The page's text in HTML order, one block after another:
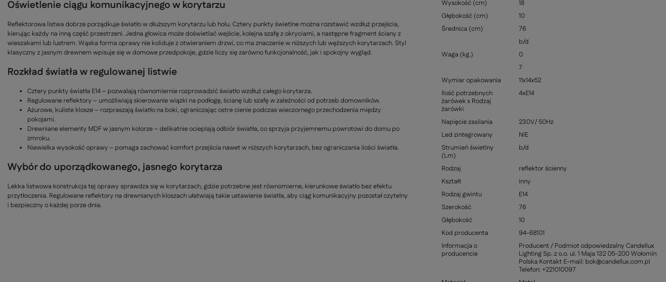
Oświetlenie ciągu komunikacyjnego w korytarzu
Reflektorowa listwa dobrze porządkuje światło w dłuższym korytarzu lub holu. Cztery punkty świetlne można rozstawić wzdłuż przejścia,
kierując każdy na inną część przestrzeni. Jedna głowica może doświetlać wejście, kolejna szafę z okryciami, a następne fragment ściany z
wieszakami lub lustrem. Wąska forma oprawy nie koliduje z otwieraniem drzwi, co ma znaczenie w niższych lub węższych korytarzach. Styl
klasyczny z jasnym drewnem wpisuje się w domowe przedpokoje, gdzie liczy się zarówno funkcjonalność, jak i spokojny wygląd.
Rozkład światła w regulowanej listwie
Cztery punkty światła E14 – pozwalają równomiernie rozprowadzić światło wzdłuż całego korytarza.
Regulowane reflektory – umożliwiają skierowanie wiązki na podłogę, ścianę lub szafę w zależności od potrzeb domowników.
Ażurowe, kuliste klosze – rozpraszają światło na boki, ograniczając ostre cienie podczas wieczornego przechodzenia między
pokojami.
Drewniane elementy MDF w jasnym kolorze – delikatnie ocieplają odbiór światła, co sprzyja przyjemnemu powrotowi do domu po
zmroku.
Niewielka wysokość oprawy – pomaga zachować komfort przejścia nawet w niższych korytarzach, bez ograniczania ilości światła.
Wybór do uporządkowanego, jasnego korytarza
Lekka listwowa konstrukcja tej oprawy sprawdza się w korytarzach, gdzie potrzebne jest równomierne, kierunkowe światło bez efektu
przytłoczenia. Regulowane reflektory na drewnianych kloszach ułatwiają takie ustawienie światła, aby ciąg komunikacyjny pozostał czytelny
i bezpieczny o każdej porze dnia.
Wysokość (cm)
18
Głębokość (cm)
10
Średnica (cm)
76
b/d
Waga (kg.)
0
7
Wymiar opakowania
11x14x52
Ilość potrzebnych
żarówek x Rodzaj
żarówki
4xE14
Napięcie zasilania
230V/ 50Hz
Led zintegrowany
NIE
Strumień świetlny
(Lm)
b/d
Rodzaj
reflektor ścienny
Kształt
inny
Rodzaj gwintu
E14
Szerokość
76
Głębokość
10
Kod producenta
94-68101
Informacja o
producencie
Producent / Podmiot odpowiedzalny Candellux
Lighting Sp. z o.o. ul. 1 Maja 132 05-200 Wołomin
Polska Kontakt E-mail: bok@candellux.com.pl
Telefon: +221010097